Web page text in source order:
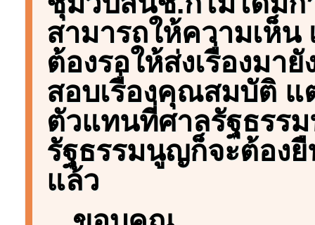
สามารถให้ความเห็น
ต้องรอให้ส่งเรื่องมา
สอบเรื่องคุณสมบัติ แ
ตัวแทนที่ศาลรัฐธรร
รัฐธรรมนูญก็จะต้อง
แล้ว